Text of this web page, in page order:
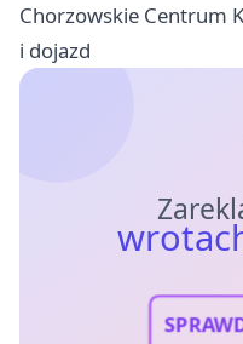
Chorzowskie Centrum
i dojazd